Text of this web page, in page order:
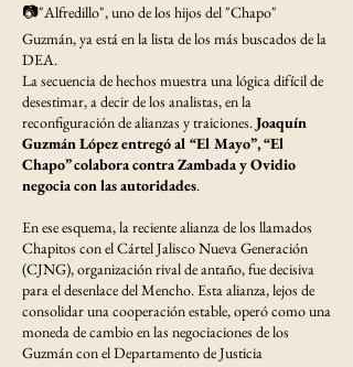
📷"Alfredillo", uno de los hijos del "Chapo"
Guzmán, ya está en la lista de los más buscados de la
DEA.
La secuencia de hechos muestra una lógica difícil de
desestimar, a decir de los analistas, en la
reconfiguración de alianzas y traiciones.Joaquín
Guzmán López entregó al “El Mayo”, “El
Chapo” colabora contra Zambada y Ovidio
negocia con las autoridades.
En ese esquema, la reciente alianza de los llamados
Chapitos con el Cártel Jalisco Nueva Generación
(CJNG), organización rival de antaño, fue decisiva
para el desenlace del Mencho. Esta alianza, lejos de
consolidar una cooperación estable, operó como una
moneda de cambio en las negociaciones de los
Guzmán con el Departamento de Justicia